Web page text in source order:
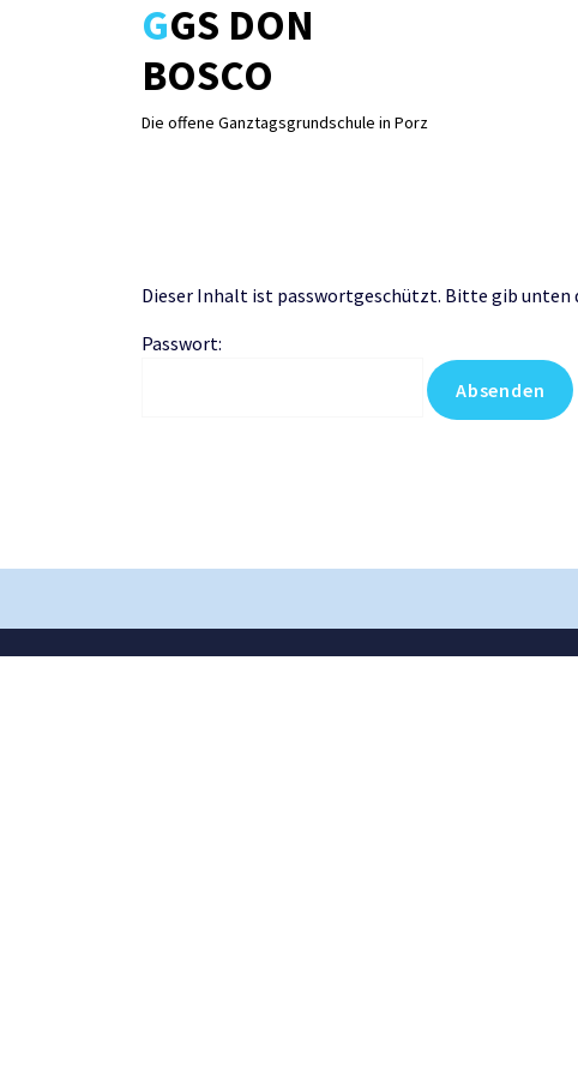
GGS DON
BOSCO
Die offene Ganztagsgrundschule in Porz
Dieser Inhalt ist passwortgeschützt. Bitte gib unten
Passwort: